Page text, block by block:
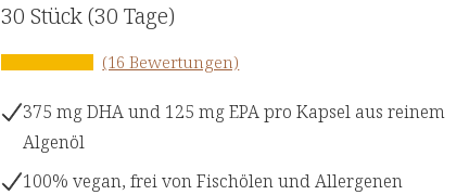
30 Stück(30 Tage)
(16 Bewertungen)
375 mg DHA und 125 mg EPA pro Kapsel aus reinem
Algenöl
100% vegan, frei von Fischölen und Allergenen